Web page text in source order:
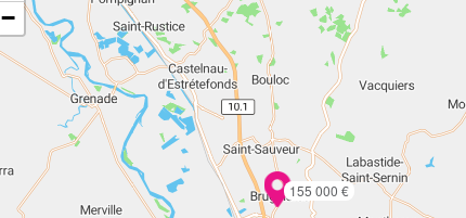
155 000 €
−